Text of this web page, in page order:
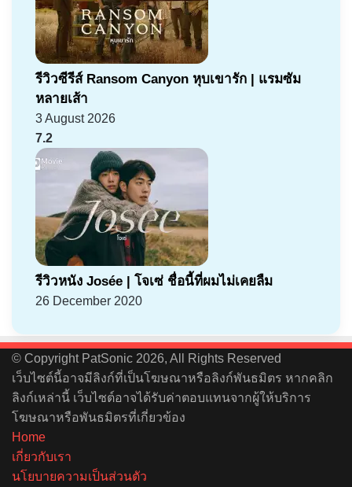
รีวิวซีรีส์ Ransom Canyon หุบเขารัก | แรมซัม
หลายเส้า
3 August 2026
7.2
รีวิวหนัง Josée | โจเซ่ ชื่อนี้ที่ผมไม่เคยลืม
26 December 2020
© Copyright PatSonic 2026, All Rights Reserved
เว็บไซต์นี้อาจมีลิงก์ที่เป็นโฆษณาหรือลิงก์พันธมิตร หากคลิก
ลิงก์เหล่านี้ เว็บไซต์อาจได้รับค่าตอบแทนจากผู้ให้บริการ
โฆษณาหรือพันธมิตรที่เกี่ยวข้อง
Home
เกี่ยวกับเรา
นโยบายความเป็นส่วนตัว